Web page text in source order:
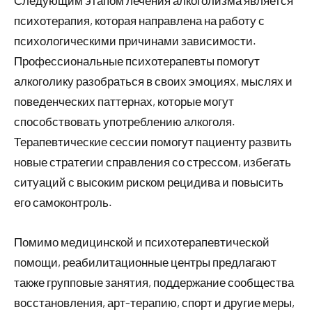
психотерапия, которая направлена на работу с
психологическими причинами зависимости.
Профессиональные психотерапевты помогут
алкоголику разобраться в своих эмоциях, мыслях и
поведенческих паттернах, которые могут
способствовать употреблению алкоголя.
Терапевтические сессии помогут пациенту развить
новые стратегии справления со стрессом, избегать
ситуаций с высоким риском рецидива и повысить
его самоконтроль.
Помимо медицинской и психотерапевтической
помощи, реабилитационные центры предлагают
также групповые занятия, поддержание сообщества
восстановления, арт-терапию, спорт и другие меры,